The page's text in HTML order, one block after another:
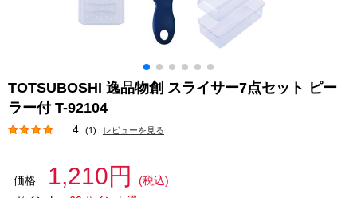
TOTSUBOSHI 逸品物創 スライサー7点セット ピー
ラー付 T-92104
4 (1) レビューを見る
価格 1,210円
(税込)